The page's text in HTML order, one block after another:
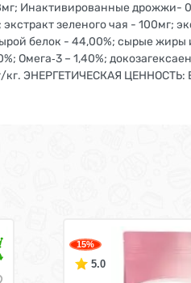
Инактивированные дрожжи-
зеленого чая - 100мг;
белок - 44,00%; сырые жиры и
Омега‐3 – 1,40%;
ЭНЕРГЕТИЧЕСКАЯ ЦЕННОСТЬ:
15%
5.0